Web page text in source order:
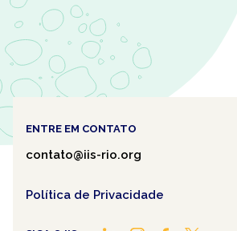
ENTRE EM CONTATO
contato@iis-rio.org
Política de Privacidade